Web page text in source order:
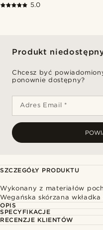
5.0
Produkt
Chcesz być
ponownie dostępny?
Adres Email *
SZCZEGÓŁY PRODUKTU
Wykonany z materiałów
Wegańska skórzana
OPIS
SPECYFIKACJE
RECENZJE KLIENTÓW